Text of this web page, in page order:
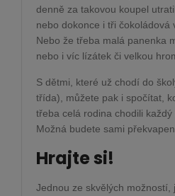
denně za takovou koupel
nebo dokonce i tři čokoládová
Nebo že třeba malá panenka
nebo i víc lízátek či velkou
S dětmi, které už chodí do
třída), můžete pak i spočítat,
třeba celá rodina chodili každý
Možná budete sami
Hrajte si!
Jednou ze skvělých možností,